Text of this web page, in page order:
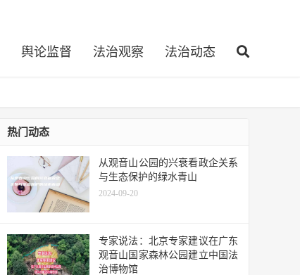
舆论监督 法治观察 法治动态
热门动态
从观音山公园的兴衰看政企关系
与生态保护的绿水青山
2024-09-20
专家说法：北京专家建议在广东
观音山国家森林公园建立中国法
治博物馆